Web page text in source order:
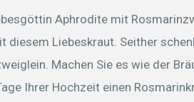
Aphrodite mit
diesem Liebeskraut. Seither
Machen Sie es wie der
Ihrer Hochzeit einen